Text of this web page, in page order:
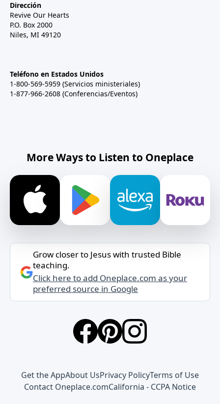
Dirección
Revive Our Hearts
P.O. Box 2000
Niles, MI 49120
Teléfono en Estados Unidos
1-800-569-5959 (Servicios ministeriales)
1-877-966-2608 (Conferencias/Eventos)
More Ways to Listen to Oneplace
Grow closer to Jesus with trusted Bible
teaching.
Click here to add Oneplace.com as your
preferred source in Google
Get the AppAbout UsPrivacy PolicyTerms of Use
Contact Oneplace.comCalifornia - CCPA Notice